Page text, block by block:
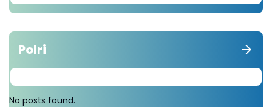
Polri
No posts found.